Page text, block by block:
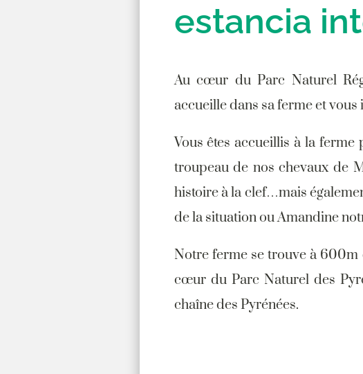
estancia
Au cœur du Parc Naturel
accueille dans sa ferme et
Vous êtes accueillis à la
troupeau de nos chevaux de
histoire à la clef…mais
de la situation ou Amandine
Notre ferme se trouve à 600m
cœur du Parc Naturel des
chaîne des Pyrénées.